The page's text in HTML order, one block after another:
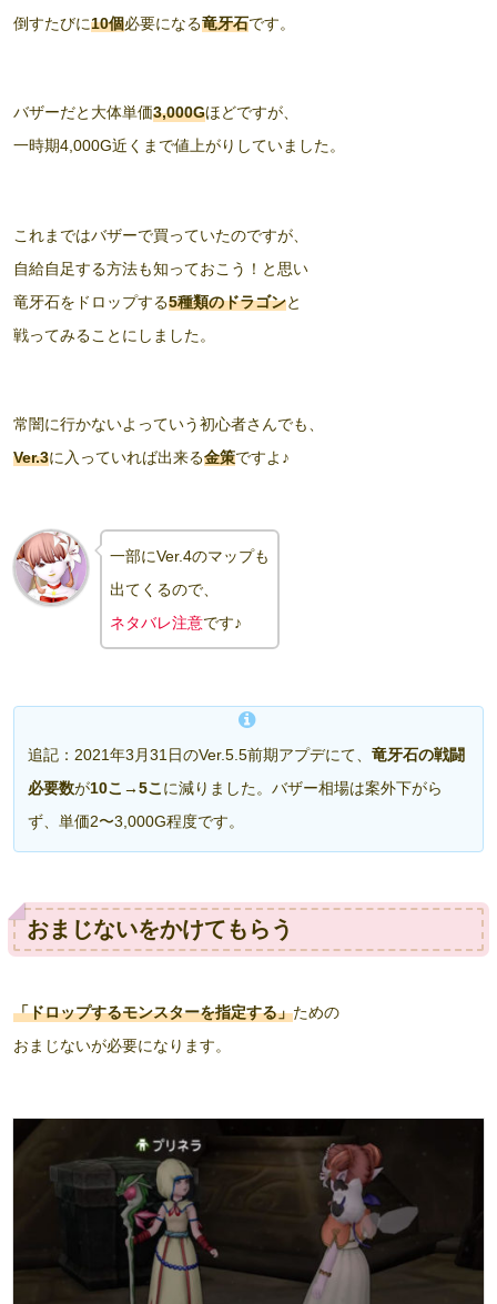
倒すたびに10個必要になる竜牙石です。
バザーだと大体単価3,000Gほどですが、
一時期4,000G近くまで値上がりしていました。
これまではバザーで買っていたのですが、
自給自足する方法も知っておこう！と思い
竜牙石をドロップする5種類のドラゴンと
戦ってみることにしました。
常闇に行かないよっていう初心者さんでも、
Ver.3に入っていれば出来る金策ですよ♪
一部にVer.4のマップも
出てくるので、
ネタバレ注意です♪
追記：2021年3月31日のVer.5.5前期アプデにて、 竜牙石の戦闘
必要数が10こ→5こ に減りました。バザー相場は案外下がら
ず、単価2〜3,000G程度です。
おまじないをかけてもらう
「ドロップするモンスターを指定する」ための
おまじないが必要になります。